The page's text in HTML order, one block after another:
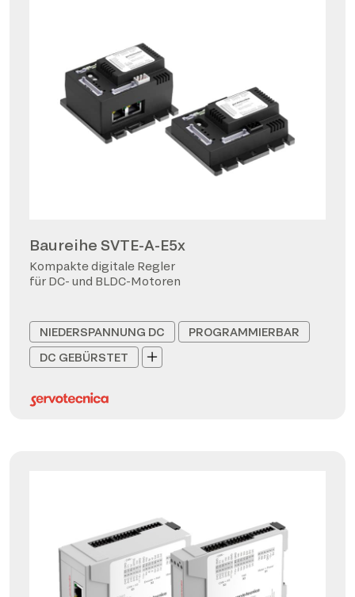
Baureihe SVTE-A-E5x
Kompakte digitale Regler
für DC- und BLDC-Motoren
NIEDERSPANNUNG DC
PROGRAMMIERBAR
DC GEBÜRSTET